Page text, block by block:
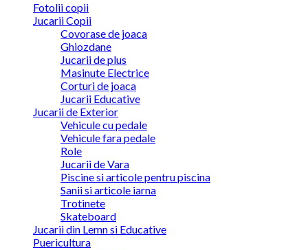
Fotolii copii
Jucarii Copii
Covorase de joaca
Ghiozdane
Jucarii de plus
Masinute Electrice
Corturi de joaca
Jucarii Educative
Jucarii de Exterior
Vehicule cu pedale
Vehicule fara pedale
Role
Jucarii de Vara
Piscine si articole pentru piscina
Sanii si articole iarna
Trotinete
Skateboard
Jucarii din Lemn si Educative
Puericultura